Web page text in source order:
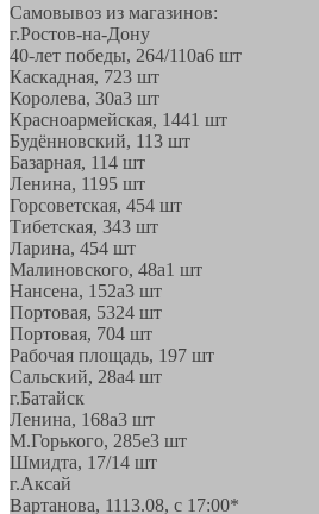
Самовывоз из магазинов:
г.Ростов-на-Дону
40-лет победы, 264/110а6 шт
Каскадная, 723 шт
Королева, 30а3 шт
Красноармейская, 1441 шт
Будённовский, 113 шт
Базарная, 114 шт
Ленина, 1195 шт
Горсоветская, 454 шт
Тибетская, 343 шт
Ларина, 454 шт
Малиновского, 48а1 шт
Нансена, 152а3 шт
Портовая, 5324 шт
Портовая, 704 шт
Рабочая площадь, 197 шт
Сальский, 28a4 шт
г.Батайск
Ленина, 168а3 шт
М.Горького, 285е3 шт
Шмидта, 17/14 шт
г.Аксай
Вартанова, 1113.08, с 17:00*